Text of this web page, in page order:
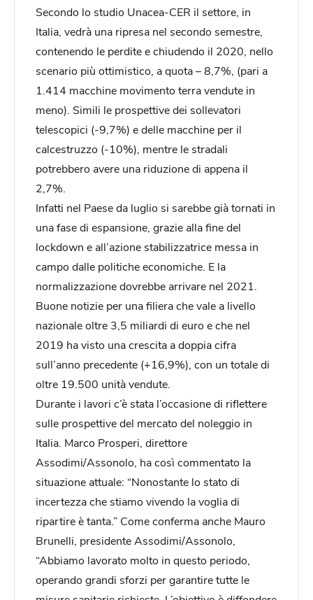
Secondo lo studio Unacea-CER il settore, in
Italia, vedrà una ripresa nel secondo semestre,
contenendo le perdite e chiudendo il 2020, nello
scenario più ottimistico, a quota – 8,7%, (pari a
1.414 macchine movimento terra vendute in
meno). Simili le prospettive dei sollevatori
telescopici (-9,7%) e delle macchine per il
calcestruzzo (-10%), mentre le stradali
potrebbero avere una riduzione di appena il
2,7%.
Infatti nel Paese da luglio si sarebbe già tornati in
una fase di espansione, grazie alla fine del
lockdown e all’azione stabilizzatrice messa in
campo dalle politiche economiche. E la
normalizzazione dovrebbe arrivare nel 2021.
Buone notizie per una filiera che vale a livello
nazionale oltre 3,5 miliardi di euro e che nel
2019 ha visto una crescita a doppia cifra
sull’anno precedente (+16,9%), con un totale di
oltre 19.500 unità vendute.
Durante i lavori c’è stata l’occasione di riflettere
sulle prospettive del mercato del noleggio in
Italia. Marco Prosperi, direttore
Assodimi/Assonolo, ha così commentato la
situazione attuale: “Nonostante lo stato di
incertezza che stiamo vivendo la voglia di
ripartire è tanta.” Come conferma anche Mauro
Brunelli, presidente Assodimi/Assonolo,
“Abbiamo lavorato molto in questo periodo,
operando grandi sforzi per garantire tutte le